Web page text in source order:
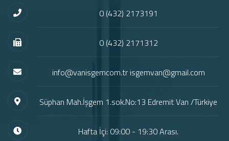
0 (432) 2173191
0 (432) 2171312
info@vanisgemcom.tr isgemvan@gmail.com
Süphan Mah.İşgem 1.sok.No:13 Edremit Van /Türkiye
Hafta İçi: 09:00 - 19:30 Arası.